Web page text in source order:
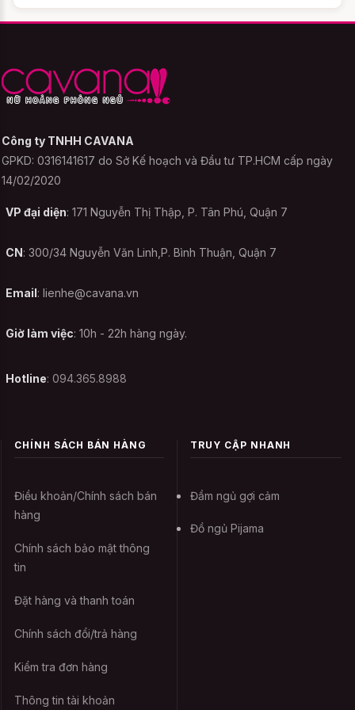
Cách chọn size này sẽ giúp bạn có một
với cơ thể của mình hơn. Tuy nhiên đại đa
số các sản phẩm được may theo form
chuẩn, nên chắc chắn có sự sai khác so
hoàn hảo từng chút một . Do đó, bạn nên
ý..
Dưới đây là bảng tổng hợp giúp bạn lựa
bạn có thể tham khảo:
nhau mà thông số có thể lệch từ 2cm -
có thể được nhân viên tư vấn và hỗ trợ lựa
chọn size sau khi đặt hàng. Bạn cứ yên
tâm nhé !
Bảo quản Đầm ngủ siêu
Trắng như thế nào ?
phòng the siêu mỏng như Đầm ngủ siêu
Công ty TNHH CAVANA
GPKD: 0316141617 do Sở Kế hoạch và Đầu tư TP.HCM cấp ngày
14/02/2020
VP đại diện: 171 Nguyễn Thị Thập, P. Tân Phú, Quận 7
CN: 300/34 Nguyễn Văn Linh,P. Bình Thuận, Quận 7
Email: lienhe@cavana.vn
Giờ làm việc: 10h - 22h hàng ngày.
Hotline: 094.365.8988
CHÍNH SÁCH BÁN HÀNG
Điều khoản/Chính sách bán
hàng
Chính sách bảo mật thông
tin
Đặt hàng và thanh toán
Chính sách đổi/trả hàng
Kiểm tra đơn hàng
Thông tin tài khoản
TRUY CẬP NHANH
Đầm ngủ gợi cảm
Đồ ngủ Pijama